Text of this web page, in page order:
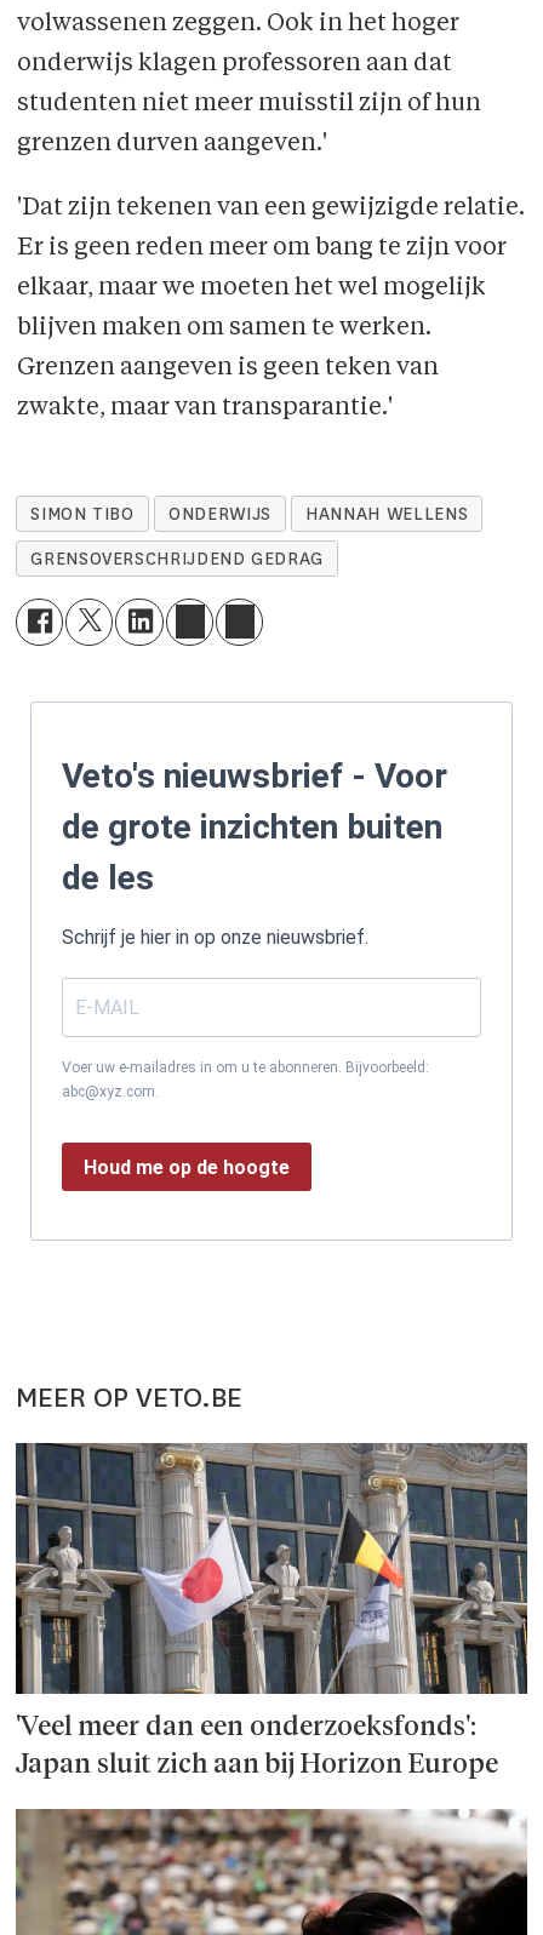
volwassenen zeggen. Ook in het hoger
onderwijs klagen professoren aan dat
studenten niet meer muisstil zijn of hun
grenzen durven aangeven.'
'Dat zijn tekenen van een gewijzigde relatie.
Er is geen reden meer om bang te zijn voor
elkaar, maar we moeten het wel mogelijk
blijven maken om samen te werken.
Grenzen aangeven is geen teken van
zwakte, maar van transparantie.'
SIMON TIBO ONDERWIJS HANNAH WELLENS
GRENSOVERSCHRIJDEND GEDRAG
Veto's nieuwsbrief - Voor
de grote inzichten buiten
de les
Schrijf je hier in op onze nieuwsbrief.
Voer uw e-mailadres in om u te abonneren. Bijvoorbeeld:
abc@xyz.com.
Houd me op de hoogte
MEER OP VETO.BE
'Veel meer dan een onderzoeks­fonds':
Japan sluit zich aan bij Horizon Europe